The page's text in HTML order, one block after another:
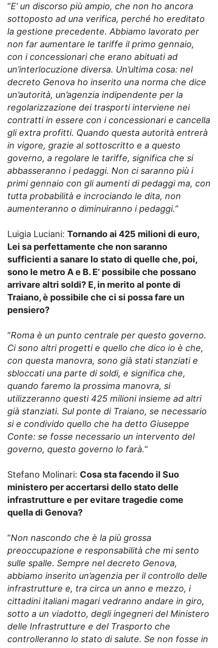
“E’ un discorso più ampio, che non ho ancora
sottoposto ad una verifica, perché ho ereditato
la gestione precedente. Abbiamo lavorato per
non far aumentare le tariffe il primo gennaio,
con i concessionari che erano abituati ad
un’interlocuzione diversa. Un’ultima cosa: nel
decreto Genova ho inserito una norma che dice
un’autorità, un’agenzia indipendente per la
regolarizzazione dei trasporti interviene nei
contratti in essere con i concessionari e cancella
gli extra profitti. Quando questa autorità entrerà
in vigore, grazie al sottoscritto e a questo
governo, a regolare le tariffe, significa che si
abbasseranno i pedaggi. Non ci saranno più i
primi gennaio con gli aumenti di pedaggi ma, con
tutta probabilità e incrociando le dita, non
aumenteranno o diminuiranno i pedaggi.”
Luigia Luciani: Tornando ai 425 milioni di euro,
Lei sa perfettamente che non saranno
sufficienti a sanare lo stato di quelle che, poi,
sono le metro A e B. E’ possibile che possano
arrivare altri soldi? E, in merito al ponte di
Traiano, è possibile che ci si possa fare un
pensiero?
“Roma è un punto centrale per questo governo.
Ci sono altri progetti e quello che dico io è che,
con questa manovra, sono già stati stanziati e
sbloccati una parte di soldi, e significa che,
quando faremo la prossima manovra, si
utilizzeranno questi 425 milioni insieme ad altri
già stanziati. Sul ponte di Traiano, se necessario
si e condivido quello che ha detto Giuseppe
Conte: se fosse necessario un intervento del
governo, questo governo lo farà.“
Stefano Molinari: Cosa sta facendo il Suo
ministero per accertarsi dello stato delle
infrastrutture e per evitare tragedie come
quella di Genova?
“Non nascondo che è la più grossa
preoccupazione e responsabilità che mi sento
sulle spalle. Sempre nel decreto Genova,
abbiamo inserito un’agenzia per il controllo delle
infrastrutture e, tra circa un anno e mezzo, i
cittadini italiani magari vedranno andare in giro,
sotto a un viadotto, degli ingegneri del Ministero
delle Infrastrutture e del Trasporto che
controlleranno lo stato di salute. Se non fosse in